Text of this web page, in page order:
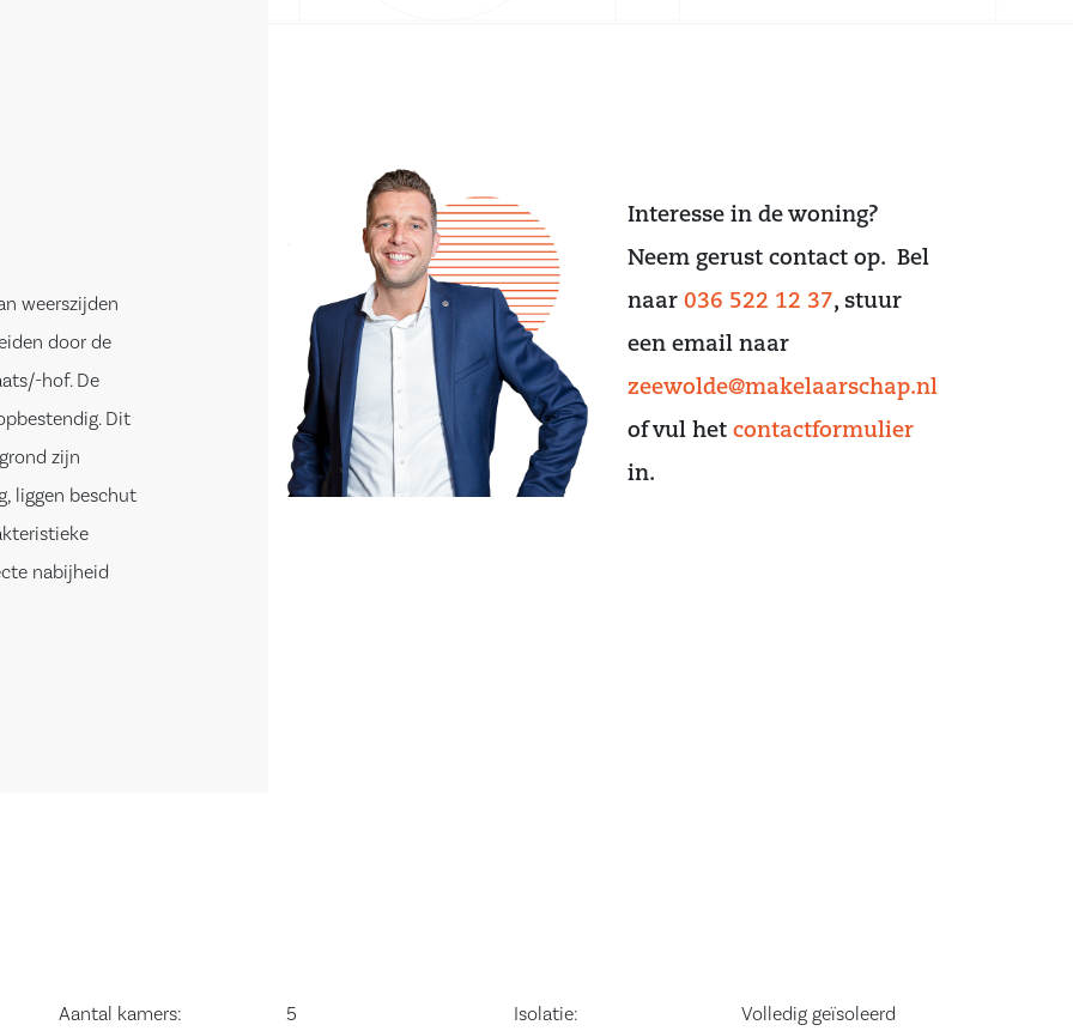
weerszijden
door de
hof. De
Dit
zijn
liggen beschut
nabijheid
Interesse in de woning?
Neem gerust contact op. Bel
naar 036 522 12 37, stuur
een email naar
zeewolde@makelaarschap.nl
of vul het contactformulier
in.
Aantal kamers: 5 Isolatie:
Volledig geïsoleerd